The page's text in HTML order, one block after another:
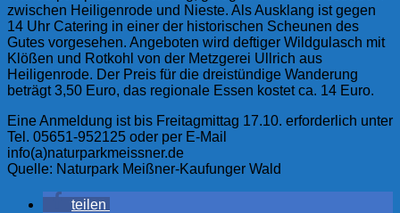
zwischen Heiligenrode und Nieste. Als Ausklang ist gegen
14 Uhr Catering in einer der historischen Scheunen des
Gutes vorgesehen. Angeboten wird deftiger Wildgulasch mit
Klößen und Rotkohl von der Metzgerei Ullrich aus
Heiligenrode. Der Preis für die dreistündige Wanderung
beträgt 3,50 Euro, das regionale Essen kostet ca. 14 Euro.
Eine Anmeldung ist bis Freitagmittag 17.10. erforderlich unter
Tel. 05651-952125 oder per E-Mail
info(a)naturparkmeissner.de
Quelle: Naturpark Meißner-Kaufunger Wald
teilen